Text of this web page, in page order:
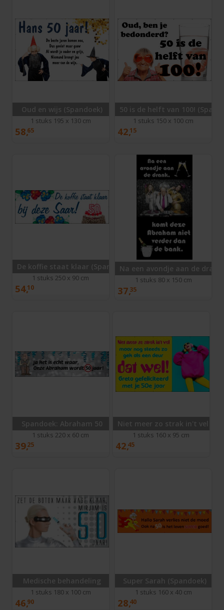
Oud en wijs (Spandoek)
1 stuks 195 x 130 cm
58,65
50 is de helft van 100!
1 stuks 150 x 100 cm
42,15
De koffie staat klaar (Spandoek)
1 stuks 250 x 90 cm
54,10
Na een avondje aan de
1 stuks 80 x 150 cm
37,35
Spandoek: Abraham 50
1 stuks 220 x 60 cm
39,25
Niet meer zo strak in't vel
1 stuks 160 x 95 cm
42,45
Medische behandeling
1 stuks 180 x 100 cm
46,90
Super Sarah (Spandoek)
1 stuks 160 x 40 cm
28,40